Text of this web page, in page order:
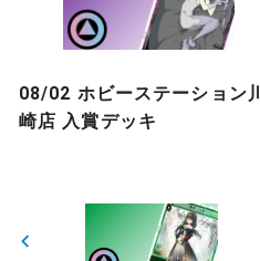
08/02 ホビーステーション川
崎店 入賞デッキ
稿